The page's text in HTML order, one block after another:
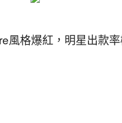
風格爆紅，明星出款